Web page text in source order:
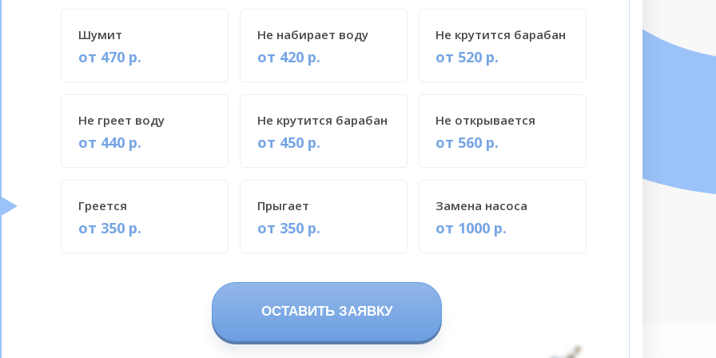
ОСТАВИТЬ ЗАЯВКУ
от 470 р.
Шумит
от 420 р.
Не набирает воду
от 520 р.
Не крутится барабан
от 440 р.
Не греет воду
от 450 р.
Не крутится барабан
от 560 р.
Не открывается
от 350 р.
Греется
от 350 р.
Прыгает
от 1000 р.
Замена насоса